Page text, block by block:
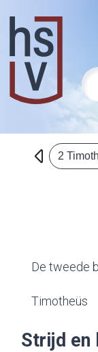
2
De tweede
Timotheüs
Strijd en